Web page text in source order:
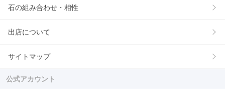
石の組み合わせ・相性
出店について
サイトマップ
公式アカウント